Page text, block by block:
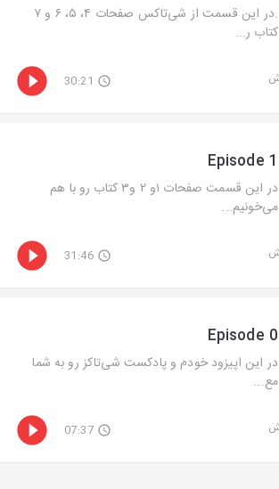
.در این قسمت از شی‌تاکس صفحات ۴، ۵، ۶ و ۷
کتاب ر...
30:21
Episode 1
در این قسمت صفحات ۱و ۲ و۳ کتاب رو با هم
می‌خونیم...
31:46
Episode 0
در این اپیزود خودم و پادکست شی‌تاکز رو به شما
مع...
07:37